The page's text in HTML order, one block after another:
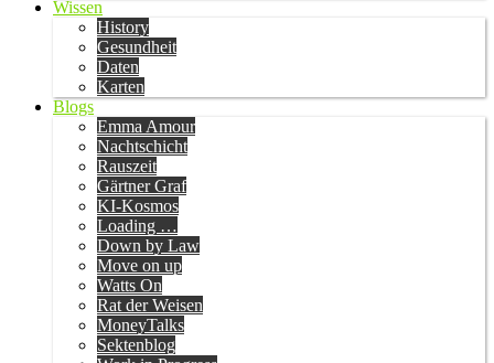
Wissen
History
Gesundheit
Daten
Karten
Blogs
Emma Amour
Nachtschicht
Rauszeit
Gärtner Graf
KI-Kosmos
Loading …
Down by Law
Move on up
Watts On
Rat der Weisen
MoneyTalks
Sektenblog